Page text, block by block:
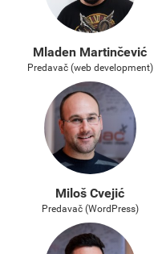
Mladen Martinčević
Predavač (web development)
Miloš Cvejić
Predavač (WordPress)